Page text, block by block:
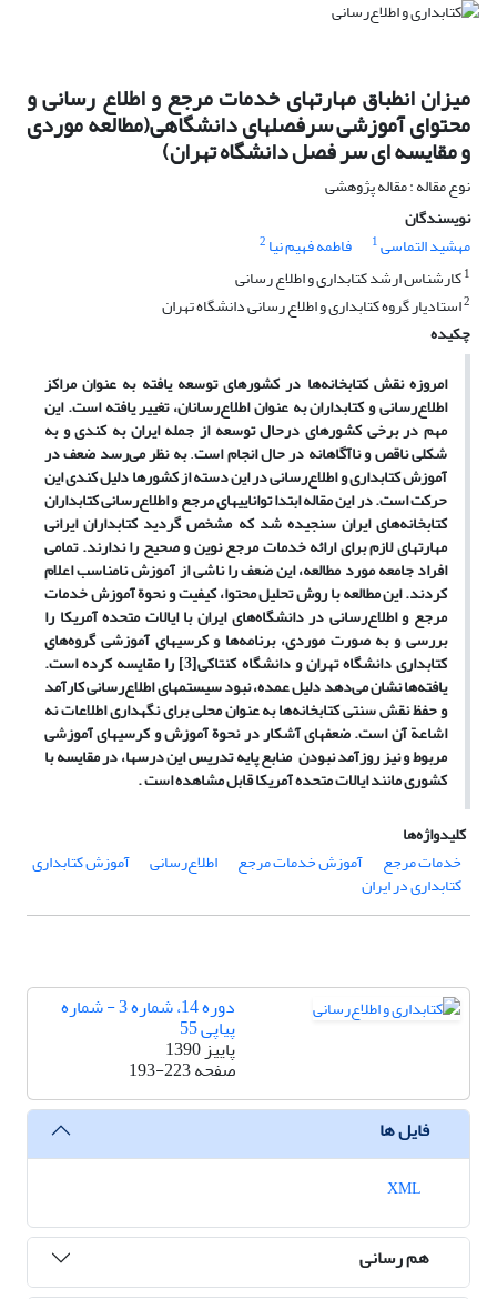
میزان انطباق مهارتهای خدمات مرجع و اطلاع رسانی و
محتوای آموزشی سرفصلهای دانشگاهی(مطالعه موردی
و مقایسه ای سر فصل دانشگاه تهران)
نوع مقاله : مقاله پژوهشی
نویسندگان
مهشید التماسی1 فاطمه فهیم نیا 2
1کارشناس ارشد کتابداری و اطلاع رسانی
2استادیار گروه کتابداری و اطلاع رسانی دانشگاه تهران
چکیده
امروزه نقش کتابخانه‌ها در کشورهای توسعه یافته به عنوان مراکز
اطلاع‌رسانی و کتابداران به عنوان اطلاعرسانان، تغییر یافته است. این
مهم در برخی کشورهای درحال توسعه از جمله ایران به کندی و به
شکلی ناقص و ناآگاهانه در حال انجام است.به نظر می‌رسد ضعف در
آموزش کتابداری و اطلاع‌رسانی در این دسته از کشورها دلیل کندی این
حرکت است. در این مقاله ابتدا تواناییهای مرجع و اطلاع‌رسانی کتابداران
کتابخانه‌های ایران سنجیده شد که مشخص گردید کتابداران ایرانی
مهارتهای لازم برای ارائه خدمات مرجع نوین و صحیح را ندارند. تمامی
افراد جامعه مورد مطالعه، این ضعف را ناشی از آموزش نامناسب اعلام
کردند. این مطالعه با روش تحلیل محتوا، کیفیت و نحوة آموزش خدمات
مرجع و اطلاع‌رسانی در دانشگاه‌های ایران با ایالات متحده آمریکا را
بررسی و به صورت موردی، برنامه‌ها و کرسیهای آموزشی گروه‌های
کتابداری دانشگاه تهران و دانشگاه کنتاکی[3] را مقایسه کرده است.
یافته‌ها نشان میدهد دلیل عمده، نبود سیستمهای اطلاعرسانی کارآمد
و حفظ نقش سنتی کتابخانه‌ها به عنوان محلی برای نگهداری اطلاعات نه
اشاعة آن است. ضعفهای آشکار در نحوة آموزش و کرسیهای آموزشی
مربوط و نیز روزآمد نبودن منابع پایه تدریس این درسها، در مقایسه با
کشوری مانند ایالات متحده آمریکا قابل مشاهده است .
کلیدواژه‌ها
خدمات مرجع
آموزش خدمات مرجع اطلاع‌رسانی آموزش کتابداری
کتابداری در ایران
دوره 14، شماره 3 - شماره
پیاپی 55
پاییز 1390
صفحه193-223
فایل ها
هم رسانی